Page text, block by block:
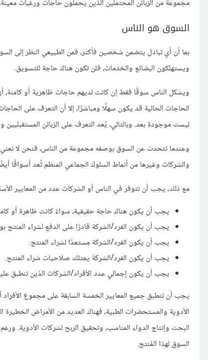
مجموعة من الزبائن المحتملين الذين يحملون حاجات ورغبات معينة،
السوق هو الناس
بما أن أي تبادل يتضمن شخصين فأكثر، فمن الطبيعي النظر إلى
ويستهلكون البضائع والخدمات، فلن تكون هناك حاجة للتسويق.
ويشكل الناس سوقًا فقط إن كانت لديهم حاجات ظاهرية أو كامنة،
الحاجات الحالية قد يكون سهلًا ومباشرًا، إلا أن التعرف على
ليست موجودة بعد. وبالتالي، يُعد التعرف على الزبائن المستقبليين
وعندما نتحدث عن السوق بوصفه مجموعة من الناس، فنحن لا نعني
والشركات وغيرها من أنماط السلوك الجماعي المنظم تُعد أسواقًا
مع ذلك، يجب أن تتوفر في الناس أو الشركات عدد من المعايير
يجب أن يكون هناك حاجة حقيقية، سواءً كانت ظاهرة أو
يجب أن يكون الفرد/الشركة قادرًا على الدفع لشراء المنتج
يجب أن يكون الفرد/الشركة مستعدًا لشراء المنتج.
يجب أن يكون الفرد/الشركة يمتلك صلاحيات شراء المنتج.
يجب أن يكون إجمالي عدد الأفراد/الشركات الذين تنطبق
يجب أن تنطبق جميع المعايير الخمسة السابقة على مجموع
الأدوية والمستحضرات الطبية، فهناك العديد من الأمراض
البحث وإنتاج الدواء المناسب، وتحقيق الربح لشركات الأدوية.
السوق لهذا المُنتج.